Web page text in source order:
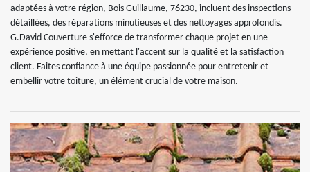
adaptées à votre région, Bois Guillaume, 76230, incluent des inspections
détaillées, des réparations minutieuses et des nettoyages approfondis.
G.David Couverture s'efforce de transformer chaque projet en une
expérience positive, en mettant l'accent sur la qualité et la satisfaction
client. Faites confiance à une équipe passionnée pour entretenir et
embellir votre toiture, un élément crucial de votre maison.